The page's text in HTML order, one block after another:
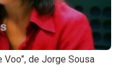
Voo”, de Jorge Sousa